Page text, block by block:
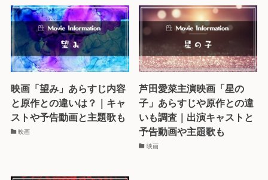
映画「望み」あらすじ内容
と原作との違いは？｜キャ
ストや予告動画と主題歌も
映画
芦田愛菜主演映画「星の
子」あらすじや原作との違
いも調査｜出演キャストと
予告動画や主題歌も
映画